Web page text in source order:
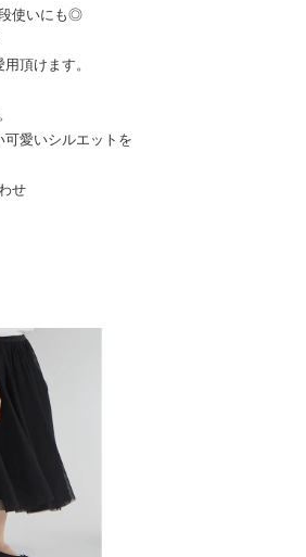
使いにも◎
頂けます。
愛いシルエットを
せ